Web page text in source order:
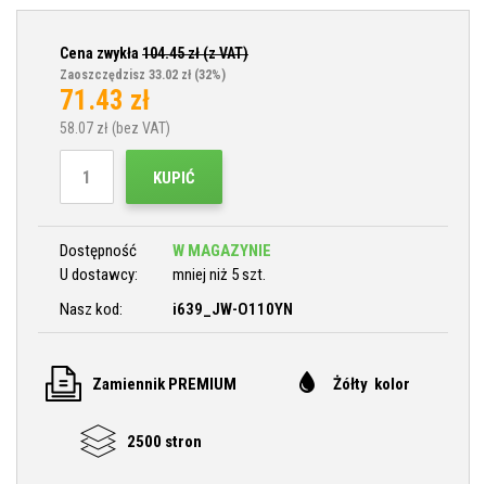
Cena zwykła 104.45zł (z VAT)
Zaoszczędzisz 33.02 zł (32%)
71.43 zł
58.07 zł (bez VAT)
KUPIĆ
Dostępność
W MAGAZYNIE
U dostawcy:
mniej niż 5 szt.
Nasz kod:
i639_JW-O110YN
Zamiennik PREMIUM Żółty kolor
2500 stron